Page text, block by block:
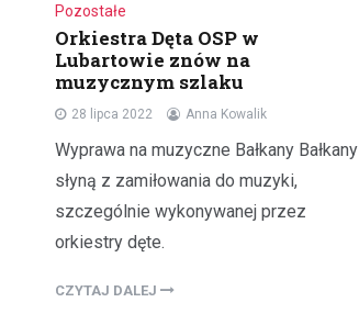
Pozostałe
Orkiestra Dęta OSP w
Lubartowie znów na
muzycznym szlaku
28 lipca 2022 Anna Kowalik
Wyprawa na muzyczne Bałkany Bałkany
słyną z zamiłowania do muzyki,
szczególnie wykonywanej przez
orkiestry dęte.
CZYTAJ DALEJ